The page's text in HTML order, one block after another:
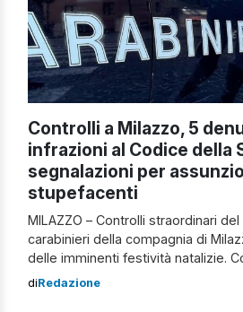
Controlli a Milazzo, 5
infrazioni al Codice della
segnalazioni per
stupefacenti
MILAZZO – Controlli straordinari
carabinieri della compagnia di
delle imminenti festività natalizie.
contestate diverse violazioni al
diRedazione